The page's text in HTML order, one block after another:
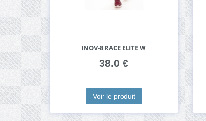
INOV-8 RACE ELITE W
38.0 €
Voir le produit